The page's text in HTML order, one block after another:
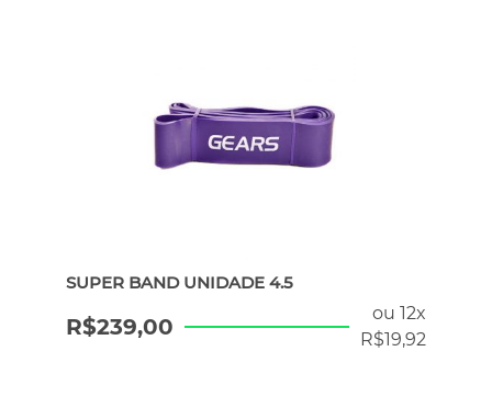
SUPER BAND UNIDADE 4.5
ou 12x
R$19,92
R$239,00